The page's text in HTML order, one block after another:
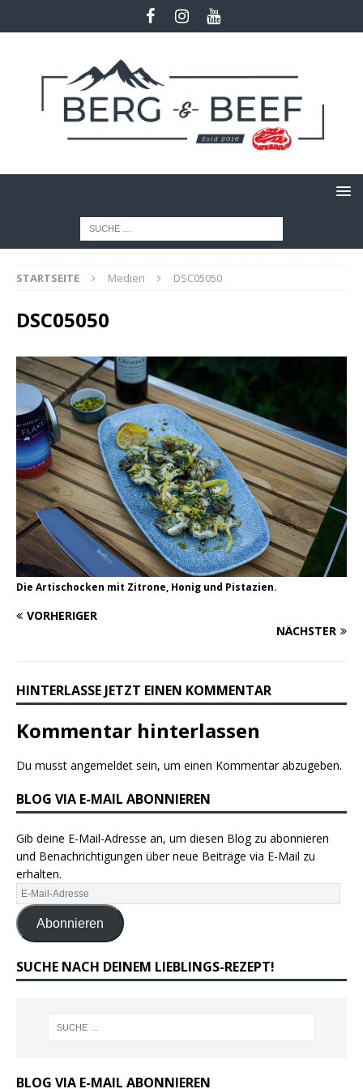
STARTSEITE Medien DSC05050
DSC05050
Die Artischocken mit Zitrone, Honig und Pistazien.
VORHERIGER
NÄCHSTER
HINTERLASSE JETZT EINEN KOMMENTAR
Kommentar hinterlassen
Du musst angemeldet sein, um einen Kommentar abzugeben.
BLOG VIA E-MAIL ABONNIEREN
Gib deine E-Mail-Adresse an, um diesen Blog zu abonnieren
und Benachrichtigungen über neue Beiträge via E-Mail zu
erhalten.
Abonnieren
SUCHE NACH DEINEM LIEBLINGS-REZEPT!
BLOG VIA E-MAIL ABONNIEREN